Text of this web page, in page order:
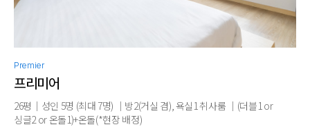
Premier
프리미어
26평｜성인 5명 (최대 7명) ｜방2(거실 겸), 욕실1 취사룸 ｜(더블1 or
싱글2 or 온돌1)+온돌(*현장 배정)